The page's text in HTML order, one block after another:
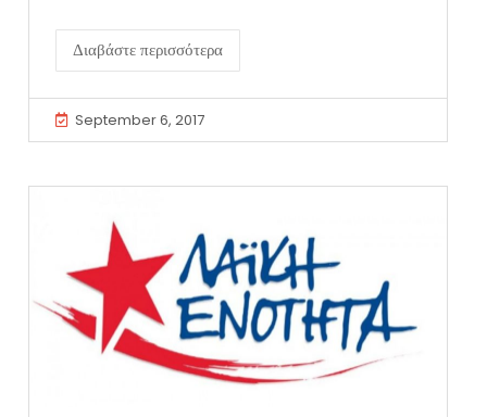
Διαβάστε περισσότερα
September 6, 2017